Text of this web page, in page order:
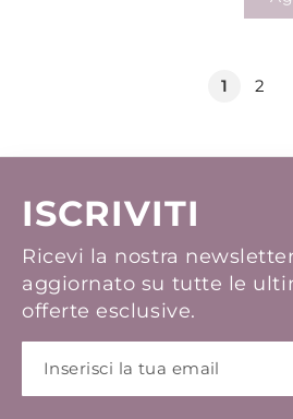
1 2
ISCRIVITI
Ricevi la nostra
aggiornato su tutte le
offerte esclusive.